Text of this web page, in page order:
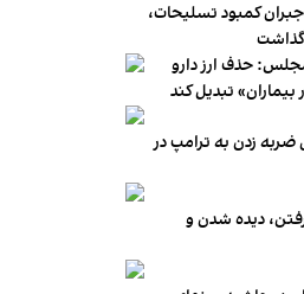
کمبود تسلیحات،
حذف ارز دارو
ضربه زدن به ترامپ در
دیده شدن و